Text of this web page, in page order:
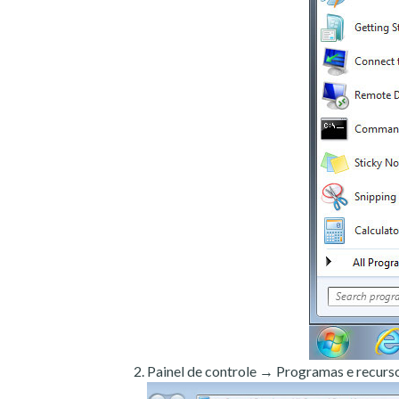
Painel de controle → Programas e